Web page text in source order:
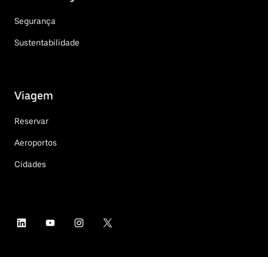
Segurança
Sustentabilidade
Viagem
Reservar
Aeroportos
Cidades